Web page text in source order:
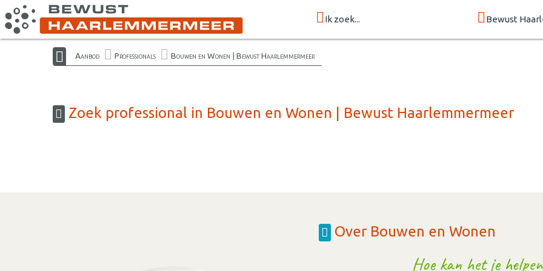
Ik zoek... Bewust
Aanbod Professionals Bouwen en Wonen | Bewust Haarlemmermeer
Zoek professional in Bouwen en Wonen | Bewust Haarlemmermeer
Over Bouwen en Wonen
Hoe kan het je